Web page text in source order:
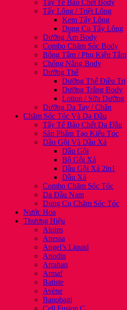
Tẩy Tế Bào Chết Body
Tẩy Lông / Triệt Lông
Kem Tẩy Lông
Dụng Cụ Tẩy Lông
Dưỡng Ẩm Body
Combo Chăm Sóc Body
Bông Tắm / Phụ Kiện Tắm
Chống Nắng Body
Dưỡng Thể
Dưỡng Thể Điều Trị
Dưỡng Trắng Body
Lotion / Sữa Dưỡng
Dưỡng Da Tay / Chân
Chăm Sóc Tóc Và Da Đầu
Tẩy Tế Bào Chết Da Đầu
Sản Phẩm Tạo Kiểu Tóc
Dầu Gội Và Dầu Xả
Dầu Gội
Bộ Gội Xả
Dầu Gội Xả 2in1
Dầu Xả
Combo Chăm Sóc Tóc
Da Đầu Nam
Dụng Cụ Chăm Sóc Tóc
Nước Hoa
Thương Hiệu
Aloins
Anessa
Angel’s Liquid
Anodin
Arrahan
Armaf
Batiste
Avène
Banobagi
Cell Fusion C